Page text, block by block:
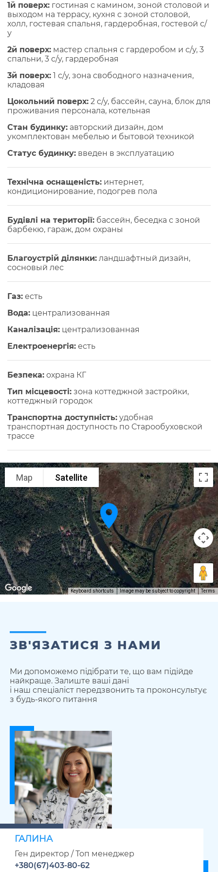
1й поверх: гостиная с камином, зоной столовой и
выходом на террасу, кухня с зоной столовой,
холл, гостевая спальня, гардеробная, гостевой с/
у
2й поверх: мастер спальня с гардеробом и с/у, 3
спальни, 3 с/у, гардеробная
3й поверх: 1 с/у, зона свободного назначения,
кладовая
Цокольний поверх: 2 c/y, бассейн, сауна, блок для
проживания персонала, котельная
Стан будинку: авторский дизайн, дом
укомплектован мебелью и бытовой техникой
Статус будинку: введен в эксплуатацию
Технічна оснащеність: интернет,
кондиционирование, подогрев пола
Будівлі на території: бассейн, беседка с зоной
барбекю, гараж, дом охраны
Благоустрій ділянки: ландшафтный дизайн,
сосновый лес
Газ: есть
Вода: централизованная
Каналізація: централизованная
Електроенергія: есть
Безпека: охрана КГ
Тип місцевості: зона коттеджной застройки,
коттеджный городок
Транспортна доступність: удобная
транспортная доступность по Старообуховской
трассе
Map Satellite
Keyboard shortcuts Image may be subject to copyright Terms
ЗВ'ЯЗАТИСЯ З НАМИ
Ми допоможемо підібрати те, що вам підійде
найкраще. Залиште ваші дані
і наш спеціаліст передзвонить та проконсультує
з будь-якого питання
ГАЛИНА
Ген директор / Топ менеджер
+380(67)403-80-62